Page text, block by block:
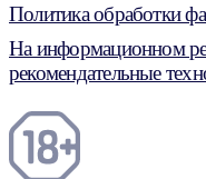
Политика обработки
На информационном
рекомендательные